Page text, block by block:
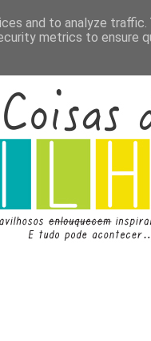
and to analyze traffic.
metrics to ensure